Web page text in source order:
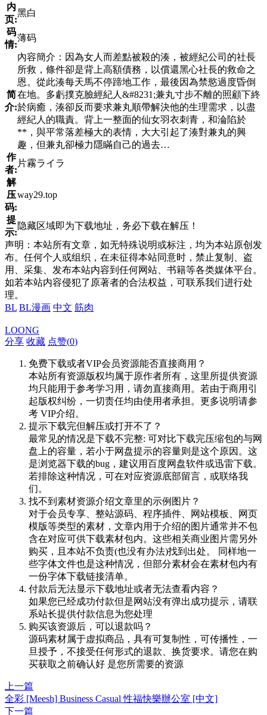
内
页:
黑白
码
情:
薄码
简
介:
內容簡介：因為女人而差點被殺的湊，被經紀公司的社長
所救，條件卻是背上高額債務，以償還黑心社長的救命之
恩。從此湊每天馬不停蹄地工作，最後因為禁慾過度昏倒
在地。多虧撲克臉經紀人&#8231;兼丸寸步不離的照顧下終
於病癒，湊卻反而要求兼丸順帶解決他的生理需求，以盡
經紀人的職責。背上一整面的仙女羽衣刺青，和淪陷於
**，與平常落差極大的表情，大大引起了湊對兼丸的興
趣，但兼丸卻極力隱瞞自己的過去…
作
者:
片霧ライラ
解
压
码:
way29.top
提
示:
隐藏区域即为下载地址，务必下载在解压！
声明：本站所有文章，如无特殊说明或标注，均为本站原创发
布。任何个人或组织，在未征得本站同意时，禁止复制、盗
用、采集、发布本站内容到任何网站、书籍等各类媒体平台。
如若本站内容侵犯了原著者的合法权益，可联系我们进行处
理。
BL BL漫画 中文 筋肉
LOONG
分享 收藏 点赞(0)
免费下载或者VIP会员资源能否直接商用？
本站所有资源版权均属于原作者所有，这里所提供资源
均只能用于参考学习用，请勿直接商用。若由于商用引
起版权纠纷，一切责任均由使用者承担。更多说明请参
考 VIP介绍。
提示下载完但解压或打开不了？
最常见的情况是下载不完整: 可对比下载完压缩包的与网
盘上的容量，若小于网盘提示的容量则是这个原因。这
是浏览器下载的bug，建议用百度网盘软件或迅雷下载。
若排除这种情况，可在对应资源底部留言，或联络我
们。
找不到素材资源介绍文章里的示例图片？
对于会员专享、整站源码、程序插件、网站模板、网页
模版等类型的素材，文章内用于介绍的图片通常并不包
含在对应可供下载素材包内。这些相关商业图片需另外
购买，且本站不负责(也没有办法)找到出处。 同样地一
些字体文件也是这种情况，但部分素材会在素材包内有
一份字体下载链接清单。
付款后无法显示下载地址或者无法查看内容？
如果您已经成功付款但是网站没有弹出成功提示，请联
系站长提供付款信息为您处理
购买该资源后，可以退款吗？
源码素材属于虚拟商品，具有可复制性，可传播性，一
旦授予，不接受任何形式的退款、换货要求。请您在购
买获取之前确认好 是您所需要的资源
上一篇
全彩 [Meesh] Business Casual 性福快樂辦公室 [中文]
下一篇